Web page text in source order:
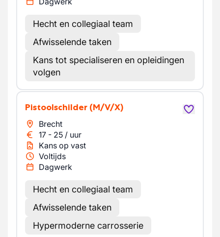
Hecht en collegiaal team
Afwisselende taken
Kans tot specialiseren en opleidingen
volgen
Pistoolschilder (M/V/X)
Brecht
17 - 25 / uur
Kans op vast
Voltijds
Dagwerk
Hecht en collegiaal team
Afwisselende taken
Hypermoderne carrosserie